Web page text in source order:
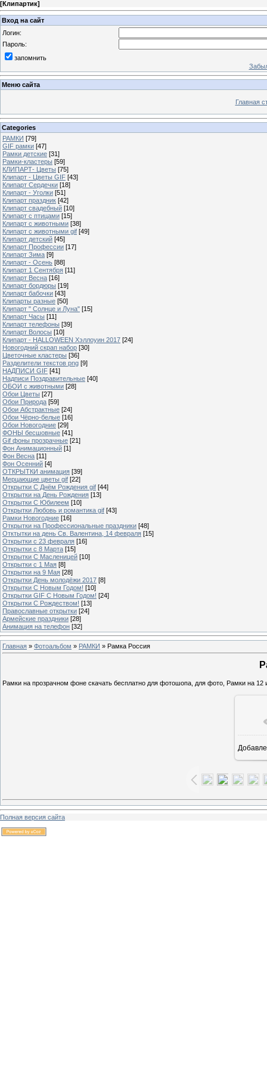
[Клипартик]
Вход на сайт
Логин:
Пароль:
запомнить
Меню сайта
Главная
Categories
РАМКИ [79]
GIF рамки [47]
Рамки детские [31]
Рамки-кластеры [59]
КЛИПАРТ- Цветы [75]
Клипарт - Цветы GIF [43]
Клипарт Сердечки [18]
Клипарт - Уголки [51]
Клипарт праздник [42]
Клипарт свадебный [10]
Клипарт с птицами [15]
Клипарт с животными [38]
Клипарт с животными gif [49]
Клипарт детский [45]
Клипарт Профессии [17]
Клипарт Зима [9]
Клипарт - Осень [88]
Клипарт 1 Сентября [11]
Клипарт Весна [16]
Клипарт бордюры [19]
Клипарт бабочки [43]
Клипарты разные [50]
Клипарт " Солнце и Луна" [15]
Клипарт Часы [11]
Клипарт телефоны [39]
Клипарт Волосы [10]
Клипарт - HALLOWEEN Хэллоуин 2017 [24]
Новогодний скрап набор [30]
Цветочные кластеры [36]
Разделители текстов png [9]
НАДПИСИ GIF [41]
Надписи Поздравительные [40]
ОБОИ с животными [28]
Обои Цветы [27]
Обои Природа [59]
Обои Абстрактные [24]
Обои Чёрно-белые [16]
Обои Новогодние [29]
ФОНЫ бесшовные [41]
Gif фоны прозрачные [21]
Фон Анимационный [1]
Фон Весна [11]
Фон Осенний [4]
ОТКРЫТКИ анимация [39]
Мерцающие цветы gif [22]
Открытки С Днём Рождения gif [44]
Открытки на День Рождения [13]
Открытки С Юбилеем [10]
Открытки Любовь и романтика gif [43]
Рамки Новогодние [16]
Открытки на Профессиональные праздники [48]
Отктытки на день Св. Валентина, 14 февраля [15]
Открытки с 23 февраля [16]
Открытки с 8 Марта [15]
Открытки С Масленицей [10]
Открытки с 1 Мая [8]
Открытки на 9 Мая [28]
Открытки День молодёжи 2017 [8]
Открытки С Новым Годом! [10]
Открытки GIF С Новым Годом! [24]
Открытки С Рождеством! [13]
Православные открытки [24]
Армейские праздники [28]
Анимация на телефон [32]
Главная » Фотоальбом » РАМКИ » Рамка Россия
Рамки на прозрачном фоне скачать бесплатно для фотошопа, для фото, Рамки на
Полная версия сайта